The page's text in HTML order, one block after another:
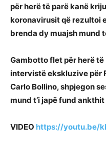
për herë të parë kanë
koronavirusit që rezultoi
brenda dy muajsh mund
Gambotto flet për herë të
intervistë ekskluzive për
Carlo Bollino, shpjegon
mund t’i japë fund
VIDEO https://youtu.be/